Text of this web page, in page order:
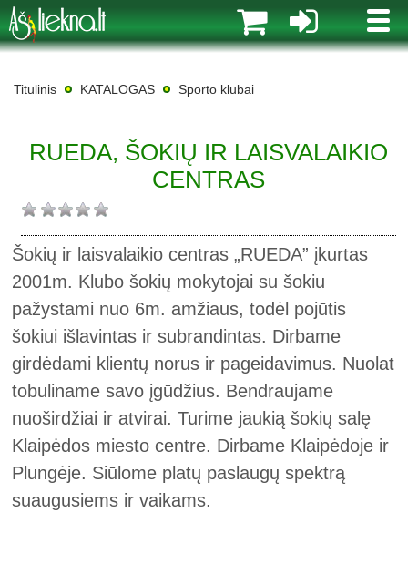
MENIU
Titulinis KATALOGAS Sporto klubai
RUEDA, ŠOKIŲ IR LAISVALAIKIO
CENTRAS
Šokių ir laisvalaikio centras „RUEDA” įkurtas
2001m. Klubo šokių mokytojai su šokiu
pažystami nuo 6m. amžiaus, todėl pojūtis
šokiui išlavintas ir subrandintas. Dirbame
girdėdami klientų norus ir pageidavimus. Nuolat
tobuliname savo įgūdžius. Bendraujame
nuoširdžiai ir atvirai. Turime jaukią šokių salę
Klaipėdos miesto centre. Dirbame Klaipėdoje ir
Plungėje. Siūlome platų paslaugų spektrą
suaugusiems ir vaikams.